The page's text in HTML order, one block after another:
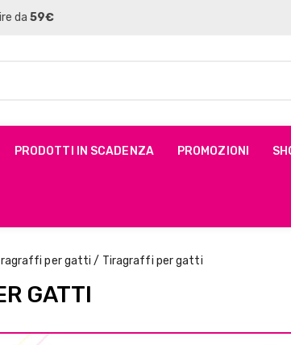
da59€
PRODOTTI IN SCADENZA PROMOZIONI
per gatti / Tiragraffi per gatti
GATTI